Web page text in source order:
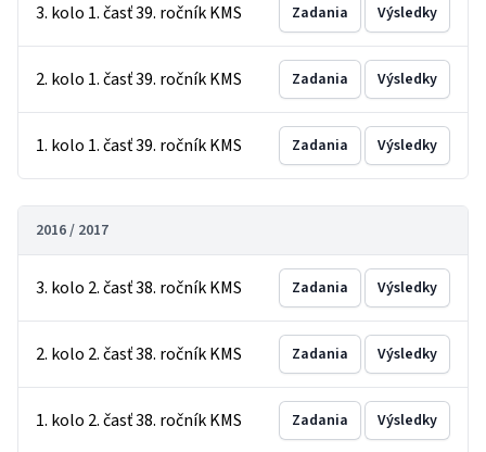
3. kolo 1. časť 39. ročník KMS Zadania Výsledky
2. kolo 1. časť 39. ročník KMS Zadania Výsledky
1. kolo 1. časť 39. ročník KMS Zadania Výsledky
2016 / 2017
3. kolo 2. časť 38. ročník KMS Zadania Výsledky
2. kolo 2. časť 38. ročník KMS Zadania Výsledky
1. kolo 2. časť 38. ročník KMS Zadania Výsledky